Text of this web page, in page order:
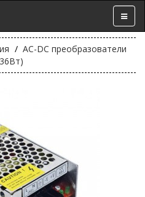
AC-DC преобразователи